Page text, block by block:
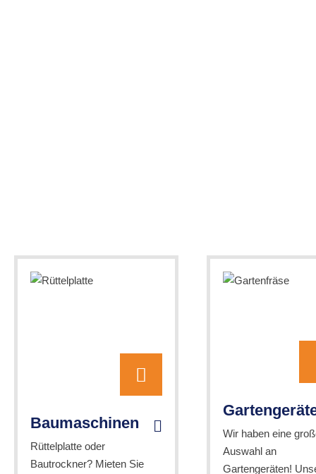
Baumaschinen
Rüttelplatte oder
Bautrockner? Mieten Sie
Wir haben eine
Auswahl an
Gartengeräten!